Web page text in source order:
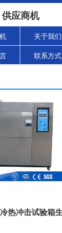
供应商机
关于我们
联系方式
热冲击试验箱